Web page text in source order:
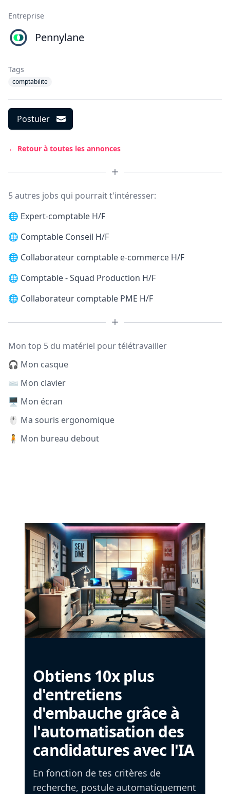
Entreprise
Pennylane
Tags
comptabilite
Postuler
← Retour à toutes les annonces
5 autres jobs qui pourrait t'intéresser:
🌐 Expert-comptable H/F
🌐 Comptable Conseil H/F
🌐 Collaborateur comptable e-commerce H/F
🌐 Comptable - Squad Production H/F
🌐 Collaborateur comptable PME H/F
Mon top 5 du matériel pour télétravailler
🎧 Mon casque
⌨️ Mon clavier
🖥️ Mon écran
🖱️ Ma souris ergonomique
🧍 Mon bureau debout
Obtiens 10x plus
d'entretiens
d'embauche grâce à
l'automatisation des
candidatures avec l'IA
En fonction de tes critères de
recherche, postule automatiquement